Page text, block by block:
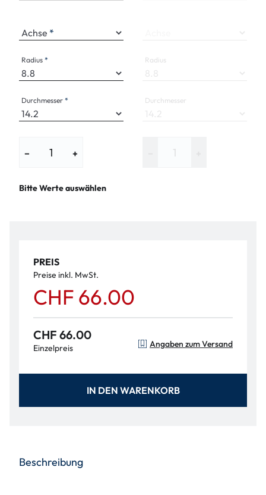
Achse
Radius
Durchmesser
− +
Bitte Werte auswählen
Radius
Durchmesser
PREIS
Preise inkl. MwSt.
CHF 66.00
CHF 66.00
Einzelpreis Angaben zum Versand
IN DEN WARENKORB
Beschreibung